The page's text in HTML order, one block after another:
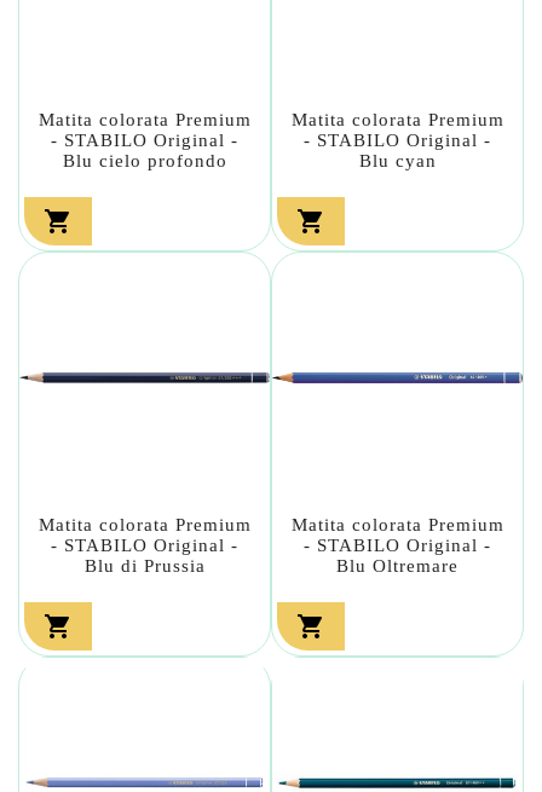
Matita colorata Premium
- STABILO Original -
Blu cielo profondo

Matita colorata Premium
- STABILO Original -
Blu cyan

Matita colorata Premium
- STABILO Original -
Blu di Prussia

Matita colorata Premium
- STABILO Original -
Blu Oltremare
